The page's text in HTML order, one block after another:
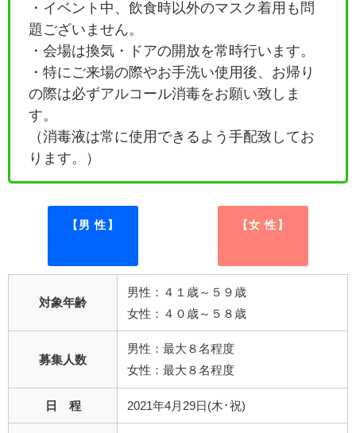
・イベント中、飲食時以外のマスク着用も問
題ございません。
・会場は換気・ドアの開放を常時行います。
・特にご来場の際やお手洗い使用後、お帰り
の際は必ずアルコール消毒をお願い致しま
す。
（消毒液は常に使用できるよう手配致してお
ります。）
【男 性】 【女 性】
対象年齢
男性：４１歳～５９歳
女性：４０歳～５８歳
募集人数
男性：最大８名程度
女性：最大８名程度
日 程 2021年4月29日(木･祝)